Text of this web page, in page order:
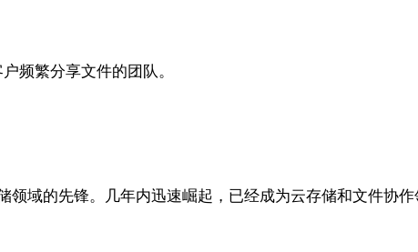
频繁分享文件的团队。
域的先锋。几年内迅速崛起，已经成为云存储和文件协作